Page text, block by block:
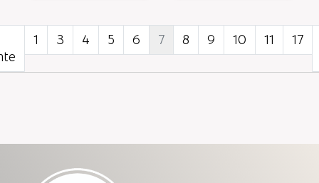
1 3 4 5 6 7 8 9 10 11 17